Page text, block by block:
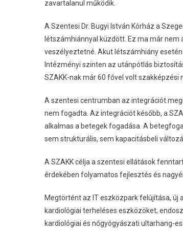
zavartalanul működik.
A Szentesi Dr. Bugyi István Kórház a
létszámhiánnyal küzdött. Ez ma már
veszélyeztetné. Akut létszámhiány
Intézményi szinten az utánpótlás
SZAKK-nak már 60 fővel volt szakképzési
A szentesi centrumban az integrációt
nem fogadta. Az integrációt később, a
alkalmas a betegek fogadása. A
sem strukturális, sem kapacitásbeli
A SZAKK célja a szentesi ellátások
érdekében folyamatos fejlesztés és
Megtörtént az IT eszközpark felújítása, új
kardiológiai terheléses eszközöket,
kardiológiai és nőgyógyászati ​​ultarhang-